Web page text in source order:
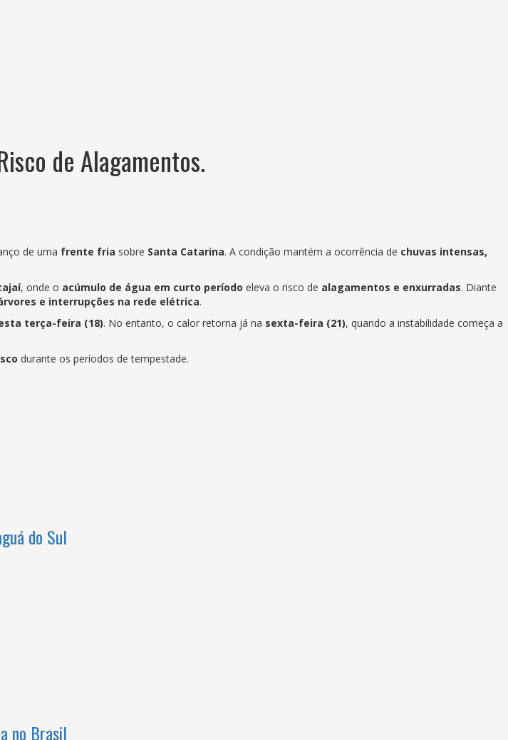
de Alagamentos.
de uma frente fria sobre Santa Catarina. A condição mantém a ocorrência de chuvas intensas,
, onde o acúmulo de água em curto período eleva o risco de alagamentos e enxurradas. Diante
e interrupções na rede elétrica.
terça-feira (18). No entanto, o calor retorna já na sexta-feira (21), quando a instabilidade começa a
durante os períodos de tempestade.
do Sul
no Brasil